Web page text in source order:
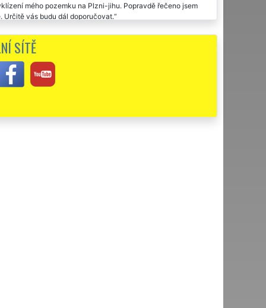
mého pozemku na Plzni-jihu. Popravdě řečeno jsem
Určitě vás budu dál doporučovat.
SÍTĚ